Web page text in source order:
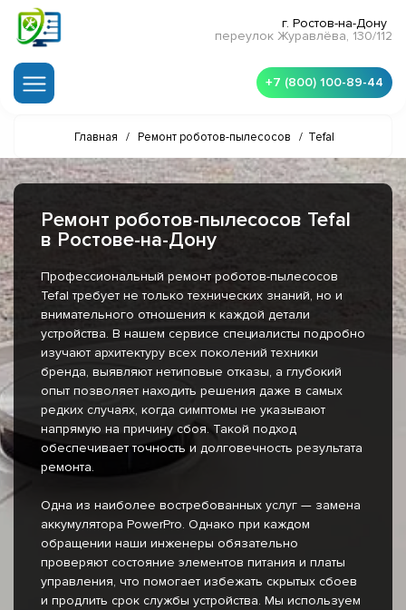
г. Ростов-на-Дону
переулок Журавлёва, 130/112
+7 (800) 100-89-44
Главная / Ремонт роботов-пылесосов / Tefal
Ремонт роботов-пылесосов Tefal
в Ростове-на-Дону
Профессиональный ремонт роботов-пылесосов
Tefal требует не только технических знаний, но и
внимательного отношения к каждой детали
устройства. В нашем сервисе специалисты подробно
изучают архитектуру всех поколений техники
бренда, выявляют нетиповые отказы, а глубокий
опыт позволяет находить решения даже в самых
редких случаях, когда симптомы не указывают
напрямую на причину сбоя. Такой подход
обеспечивает точность и долговечность результата
ремонта.
Одна из наиболее востребованных услуг — замена
аккумулятора PowerPro. Однако при каждом
обращении наши инженеры обязательно
проверяют состояние элементов питания и платы
управления, что помогает избежать скрытых сбоев
и продлить срок службы устройства. Мы используем